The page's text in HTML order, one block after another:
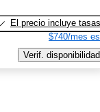
El precio incluye tasas
$740/mes
Verif. disponibilidad